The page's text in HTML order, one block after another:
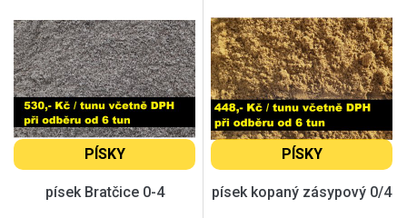
PÍSKY
písek Bratčice 0-4
PÍSKY
písek kopaný zásypový 0/4